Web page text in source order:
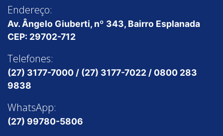
Endereço:
Av. Ângelo Giuberti, nº 343, Bairro Esplanada
CEP: 29702-712
Telefones:
(27) 3177-7000 / (27) 3177-7022 / 0800 283
9838
WhatsApp:
(27) 99780-5806